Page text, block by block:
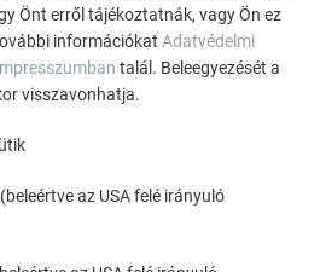
bemutatja, milyen
az alumínium. Fedezzen fel
a tartós PREFA
tetőkhöz, napelemekhez és
REFERENCIÁINKAT
Önt erről tájékoztatnák, vagy Ön ez
információkat Adatvédelmi
talál. Beleegyezését a
visszavonhatja.
az USA felé irányuló